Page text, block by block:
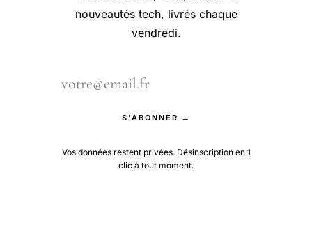
nouveautés tech, livrés chaque
vendredi.
S'ABONNER →
Vos données restent privées. Désinscription en 1
clic à tout moment.